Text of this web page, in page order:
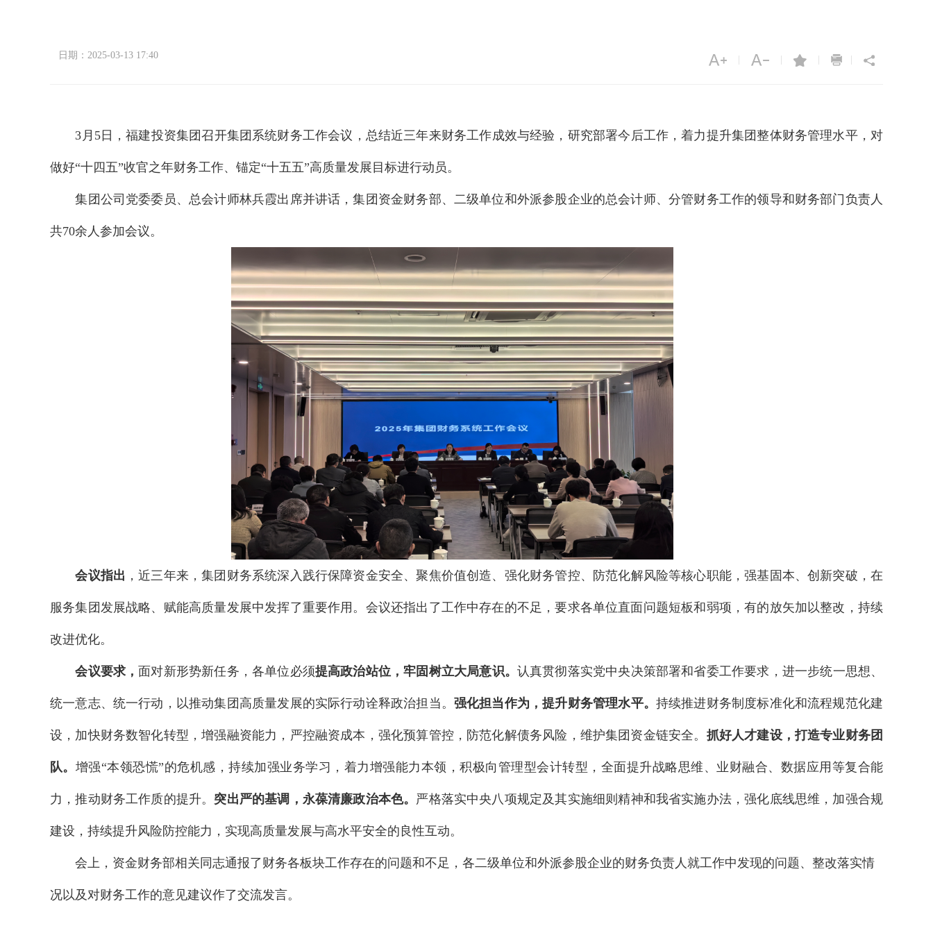
日期：2025-03-13 17:40
3月5日，福建投资集团召开集团系统财务工作会议，总结近三年来财务工作成效与经验，研究部署今后工作，着力提升集团整体财务管理水平，对
做好“十四五”收官之年财务工作、锚定“十五五”高质量发展目标进行动员。
集团公司党委委员、总会计师林兵霞出席并讲话，集团资金财务部、二级单位和外派参股企业的总会计师、分管财务工作的领导和财务部门负责人
共70余人参加会议。
会议指出 ，近三年来，集团财务系统深入践行保障资金安全、聚焦价值创造、强化财务管控、防范化解风险等核心职能，强基固本、创新突破，在
服务集团发展战略、赋能高质量发展中发挥了重要作用。会议还指出了工作中存在的不足，要求各单位直面问题短板和弱项，有的放矢加以整改，持续
改进优化。
会议要求， 面对新形势新任务，各单位必须提高政治站位，牢固树立大局意识。 认真贯彻落实党中央决策部署和省委工作要求，进一步统一思想、
统一意志、统一行动，以推动集团高质量发展的实际行动诠释政治担当。 强化担当作为，提升财务管理水平。 持续推进财务制度标准化和流程规范化建
设，加快财务数智化转型，增强融资能力，严控融资成本，强化预算管控，防范化解债务风险，维护集团资金链安全。 抓好人才建设，打造专业财务团
队。 增强“本领恐慌”的危机感，持续加强业务学习，着力增强能力本领，积极向管理型会计转型，全面提升战略思维、业财融合、数据应用等复合能
力，推动财务工作质的提升。 突出严的基调，永葆清廉政治本色。 严格落实中央八项规定及其实施细则精神和我省实施办法，强化底线思维，加强合规
建设，持续提升风险防控能力，实现高质量发展与高水平安全的良性互动。
会上，资金财务部相关同志通报了财务各板块工作存在的问题和不足，各二级单位和外派参股企业的财务负责人就工作中发现的问题、整改落实情
况以及对财务工作的意见建议作了交流发言。